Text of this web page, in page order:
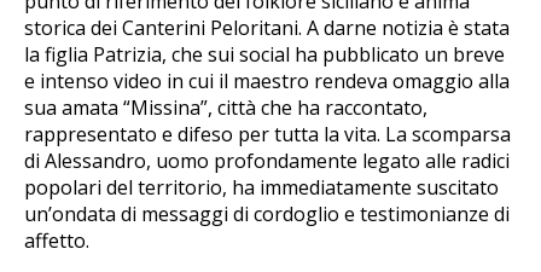
storica dei Canterini Peloritani. A darne notizia è stata
la figlia Patrizia, che sui social ha pubblicato un breve
e intenso video in cui il maestro rendeva omaggio alla
sua amata “Missina”, città che ha raccontato,
rappresentato e difeso per tutta la vita. La scomparsa
di Alessandro, uomo profondamente legato alle radici
popolari del territorio, ha immediatamente suscitato
un’ondata di messaggi di cordoglio e testimonianze di
affetto.